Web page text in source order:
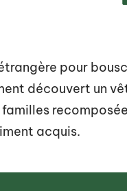
pour
découvert un
acquis.